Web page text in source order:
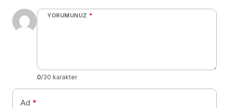
YORUMUNUZ *
0/30 karakter
Ad *